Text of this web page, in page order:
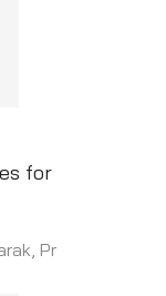
for
Pr